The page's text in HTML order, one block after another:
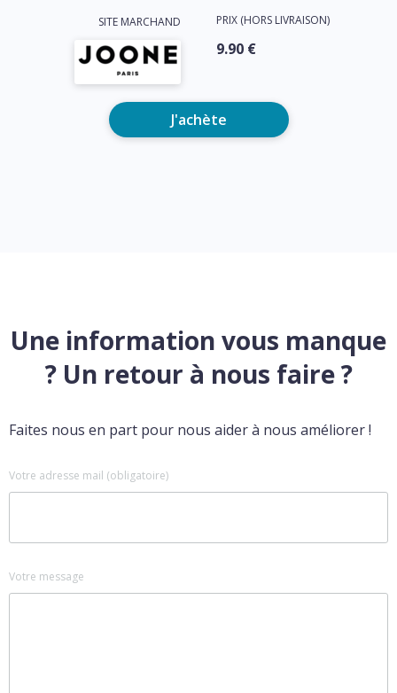
SITE MARCHAND PRIX (HORS LIVRAISON)
9.90 €
J'achète
Une information vous manque
? Un retour à nous faire ?
Faites nous en part pour nous aider à nous améliorer !
Votre adresse mail (obligatoire)
Votre message